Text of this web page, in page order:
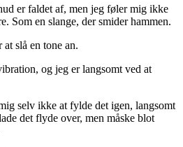
er faldet af, men jeg føler mig ikke
Som en slange, der smider hammen.
slå en tone an.
og jeg er langsomt ved at
selv ikke at fylde det igen, langsomt
det flyde over, men måske blot